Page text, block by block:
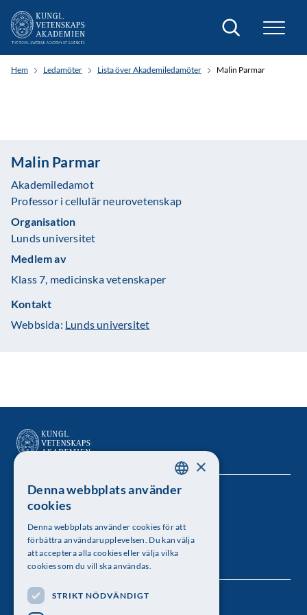
Sök
Hem Ledamöter Lista över Akademiledamöter Malin Parmar
Malin Parmar
Akademiledamot
Professor i cellulär neurovetenskap
Organisation
Lunds universitet
Medlem av
Klass 7, medicinska vetenskaper
Kontakt
Webbsida: Lunds universitet
Kungl. Vetenskapsakademien
Besöksadress: Lilla Frescativägen 4A
Telefon: 08-673 95 00
Följ oss
SWEDISH
×
Denna webbplats använder
cookies
Denna webbplats använder cookies för att
förbättra användarupplevelsen. Du kan välja
att acceptera alla cookies eller välja vilka
cookies som du vill ska användas.
STRIKT NÖDVÄNDIGT